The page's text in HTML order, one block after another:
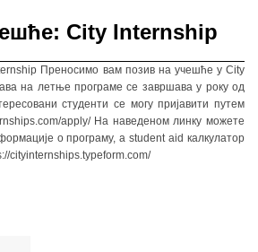
City Internship
Преносимо вам позив на учешће у City
на летње програме се завршава у року од
студенти се могу пријавити путем
apply/ На наведеном линку можете
о програму, а student aid калкулатор
cityinternships.typeform.com/